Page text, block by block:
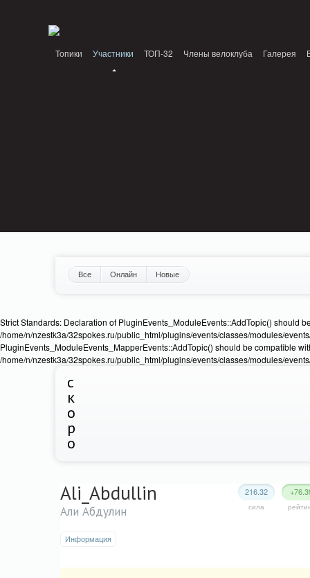
Топики Участники ТОП-32 Члены велоклуба Галерея
Все Онлайн Новые
Strict Standards: Declaration of PluginEvents_ModuleEvents::AddTopic() should
/home/n/nzestk3a/32spokes.ru/public_html/plugins/events/classes/modules/
PluginEvents_ModuleEvents_MapperEvents::AddTopic() should be compatible
/home/n/nzestk3a/32spokes.ru/public_html/plugins/events/classes/modules/
с
к
о
р
о
216.32
сила
Ali_Abdullin
Али Абдулин
Информация